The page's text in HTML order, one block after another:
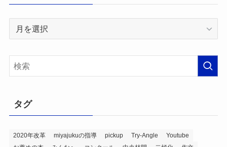
イ
タグ
2020年改革 miyajukuの指導 pickup Try-Angle
Youtube